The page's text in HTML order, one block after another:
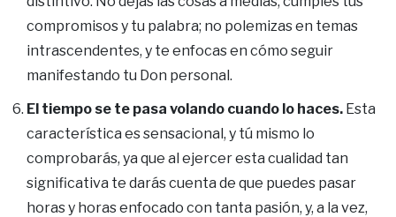
compromisos y tu palabra; no polemizas en temas
intrascendentes, y te enfocas en cómo seguir
manifestando tu Don personal.
El tiempo se te pasa volando cuando lo haces. Esta
característica es sensacional, y tú mismo lo
comprobarás, ya que al ejercer esta cualidad tan
significativa te darás cuenta de que puedes pasar
horas y horas enfocado con tanta pasión, y, a la vez,